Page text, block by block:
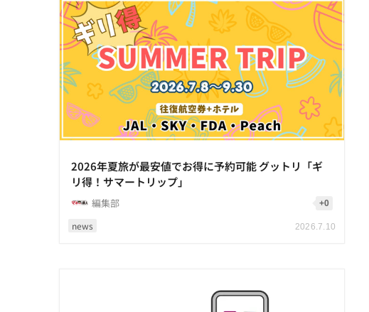
news 2026.7.10
2026年夏旅が最安値でお得に予約可能 グットリ「ギ
リ得！サマートリップ」
編集部 +0